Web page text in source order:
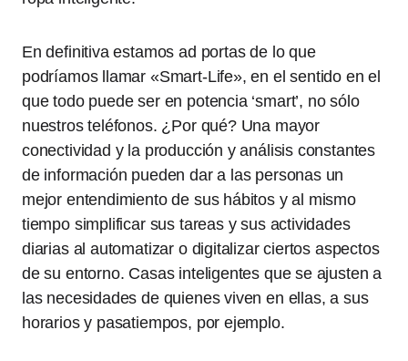
En definitiva estamos ad portas de lo que
podríamos llamar «Smart-Life», en el sentido en el
que todo puede ser en potencia ‘smart’, no sólo
nuestros teléfonos. ¿Por qué? Una mayor
conectividad y la producción y análisis constantes
de información pueden dar a las personas un
mejor entendimiento de sus hábitos y al mismo
tiempo simplificar sus tareas y sus actividades
diarias al automatizar o digitalizar ciertos aspectos
de su entorno. Casas inteligentes que se ajusten a
las necesidades de quienes viven en ellas, a sus
horarios y pasatiempos, por ejemplo.